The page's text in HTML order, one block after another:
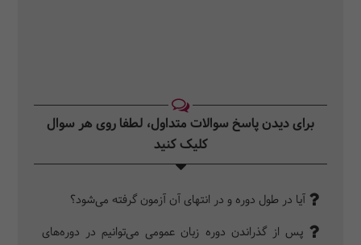
برای دیدن پاسخ سوالات متداول، لطفا روی هر سوال
کلیک کنید‎
آیا در طول دوره و در انتهای آن آزمون گرفته می‌شود؟
پس از گذراندن دوره زبان عمومی می‌توانیم در دوره‌های